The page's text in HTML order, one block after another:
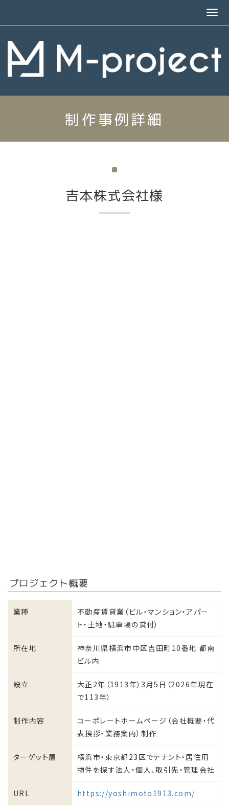
制作事例詳細
吉本株式会社様
プロジェクト概要
業種
不動産賃貸業（ビル・マンション・アパー
ト・土地・駐車場の貸付）
所在地
神奈川県横浜市中区吉田町10番地 都南
ビル内
設立
大正2年（1913年）3月5日（2026年現在
で113年）
制作内容
コーポレートホームページ（会社概要・代
表挨拶・業務案内）制作
ターゲット層
横浜市・東京都23区でテナント・居住用
物件を探す法人・個人、取引先・管理会社
URL https://yoshimoto1913.com/